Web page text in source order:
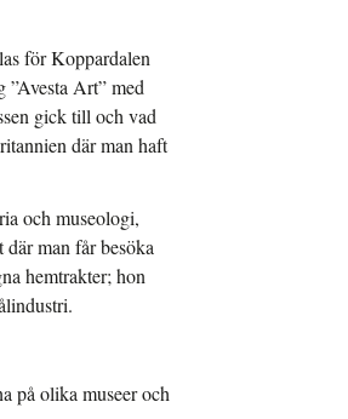
för Koppardalen
”Avesta Art” med
gick till och vad
där man haft
och museologi,
där man får besöka
hemtrakter; hon
på olika museer och